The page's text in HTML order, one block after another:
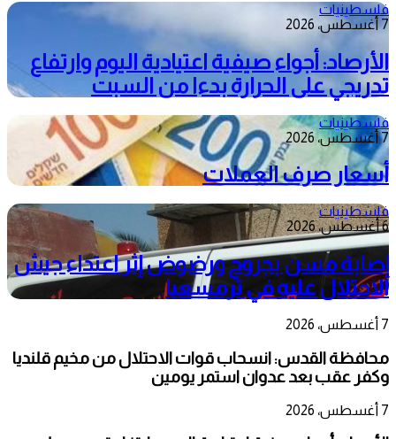
فلسطينيات
7 أغسطس، 2026
الأرصاد: أجواء صيفية اعتيادية اليوم وارتفاع
تدريجي على الحرارة بدءا من السبت
فلسطينيات
7 أغسطس، 2026
أسعار صرف العملات
فلسطينيات
6 أغسطس، 2026
إصابة مسن بجروح ورضوض إثر اعتداء جيش
الاحتلال عليه في ترمسعيا
7 أغسطس، 2026
محافظة القدس: انسحاب قوات الاحتلال من مخيم قلنديا
وكفر عقب بعد عدوان استمر يومين
7 أغسطس، 2026